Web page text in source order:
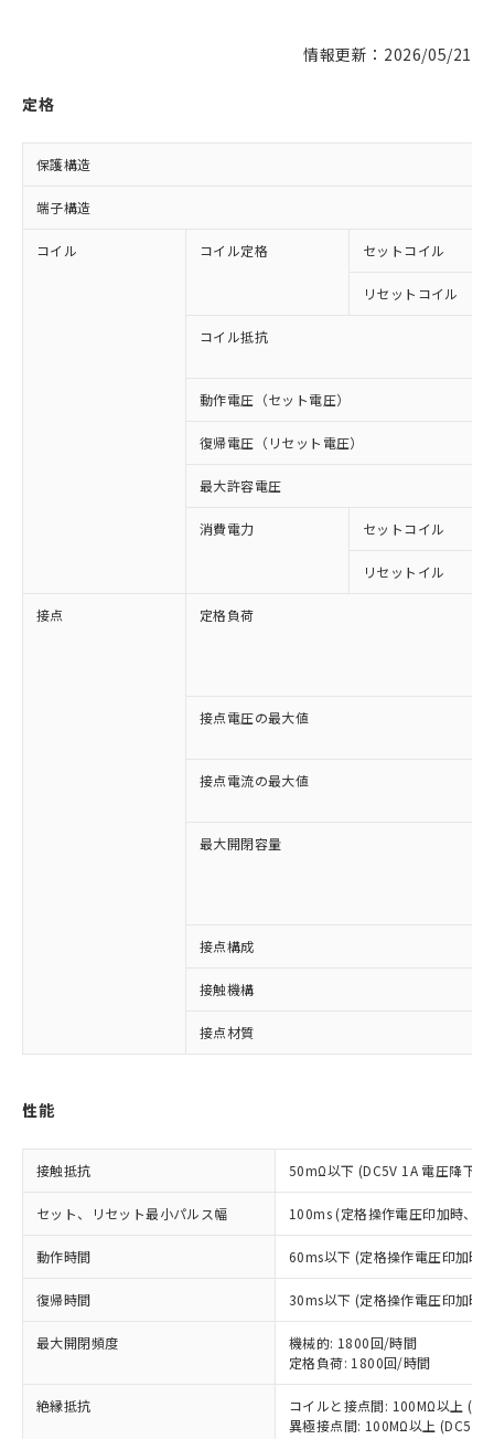
情報更新：2026/05/21
定格
保護構造
端子構造
コイル コイル定格 セットコイル
リセットコイル
コイル抵抗
動作電圧（セット電圧）
復帰電圧（リセット電圧）
最大許容電圧
消費電力 セットコイル
リセットイル
接点 定格負荷
接点電圧の最大値
接点電流の最大値
最大開閉容量
接点構成
接触機構
接点材質
性能
接触抵抗 50mΩ以下 (DC5V 1A 電圧降下法)
セット、リセット最小パルス幅 100ms (定格操作電圧印加時、
動作時間 60ms以下 (定格操作電圧印加時
復帰時間 30ms以下 (定格操作電圧印加時
最大開閉頻度
機械的: 1800回/時間
定格負荷: 1800回/時間
絶縁抵抗
コイルと接点間: 100MΩ以上
異極接点間: 100MΩ以上
以下の条件をお読みいただき、同意のうえ
ご利用ください。
本サービスは、当社制御機器事業取扱
商品の当社在庫状況および標準価格
(税抜)を提供させていただくもので
当社制御機器事業取扱商品の中には、
本サービスの対象外となる商品もある
在庫状況および標準価格照会結果は、
対応済み：EU RoHS指令（10物質）の
非含有に対応した製品が提供可能な商品で
商品です。
対応予定なし：EU RoHS指令（10物質）の
非含有に非対応の商品で、対応品を出す予
定はありません。
調査・確認中：EU RoHS指令（10物質）の
非含有の対応状況を調査中または確認中の
商品です。
非該当品：ライセンス料など無形物で、有
害物質有無と関係のない商品です。
仕入先様の事情により、非含有部品として
いたものが、含有品と判明した場合などや
むを得ず変更することがあります。
※1 中国RoHS○×表
「○」：最大均質材料含有率が中国RoHSの
基準値以下であることを示します。
「×」：最大均質材料含有率が中国RoHSの
基準値を超えていることを示します。
「－」：未確認です。当社販売部門へお問
当社は、これら貴社製品のうち、外国
為替および外国貿易法に定める商品